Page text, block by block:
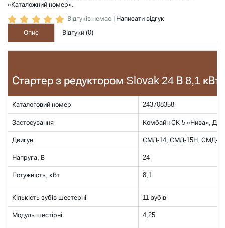
«Каталожний номер».
Відгуків немає
Написати відгук
Опис
Відгуки (0)
Стартер з редуктором Slovak 24 В 8,1
Каталоговий номер 243708358
Застосування Комбайн СК-5 «Нива»,
Двигун СМД-14, СМД-15Н, СМД-
Напруга, В 24
Потужність, кВт 8,1
Кількість зубів шестерні 11 зубів
Модуль шестірні 4,25